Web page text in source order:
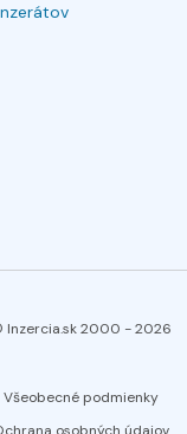
Inzercia.sk 2000 -2026
Všeobecné podmienky